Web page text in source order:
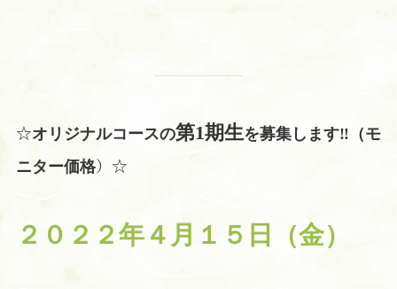
☆オリジナルコースの第1期生を募集します‼（モ
ニター価格）☆
２０２２年４月１５日（金）